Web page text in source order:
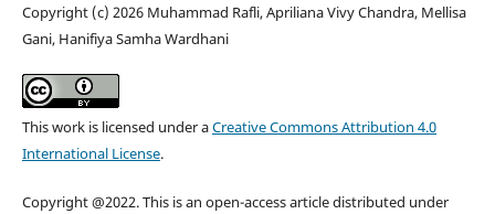
Copyright (c) 2026 Muhammad Rafli, Apriliana Vivy Chandra, Mellisa
Gani, Hanifiya Samha Wardhani
This work is licensed under aCreative Commons Attribution 4.0
International License.
Copyright @2022. This is an open-access article distributed under